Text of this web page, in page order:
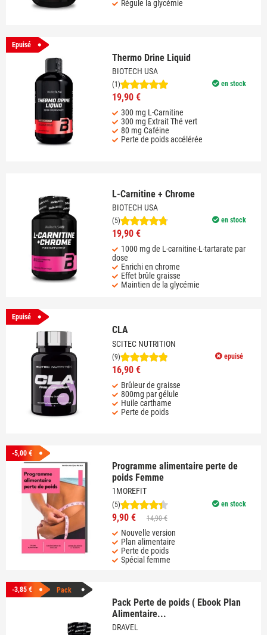
Régule la glycémie
Epuisé
Thermo Drine Liquid
BIOTECH USA
en stock
(1)
19,90 €
300 mg L-Carnitine
300 mg Extrait Thé vert
80 mg Caféine
Perte de poids accélérée
L-Carnitine + Chrome
BIOTECH USA
en stock
(5)
19,90 €
1000 mg de L-carnitine-L-tartarate par
dose
Enrichi en chrome
Effet brûle graisse
Maintien de la glycémie
Epuisé
CLA
SCITEC NUTRITION
epuisé
(9)
16,90 €
Brûleur de graisse
800mg par gélule
Huile carthame
Perte de poids
-5,00 €
Programme alimentaire perte de
poids Femme
1MOREFIT
en stock
(5)
9,90 € 14,90 €
Nouvelle version
Plan alimentaire
Perte de poids
Spécial femme
-3,85 € Pack
Pack Perte de poids ( Ebook Plan
Alimentaire...
DRAVEL